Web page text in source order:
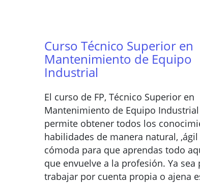
Curso Técnico Superior en
Mantenimiento de Equipo
Industrial
El curso de FP, Técnico Superior en
Mantenimiento de Equipo
permite obtener todos los
habilidades de manera natural, ,ágil
cómoda para que aprendas todo
que envuelve a la profesión. Ya sea
trabajar por cuenta propia o ajena